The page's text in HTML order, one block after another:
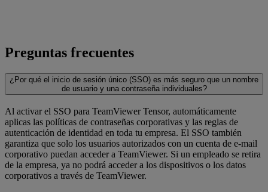
Preguntas frecuentes
¿Por qué el inicio de sesión único (SSO) es más seguro que un nombre
de usuario y una contraseña individuales?
Al activar el SSO para TeamViewer Tensor, automáticamente
aplicas las políticas de contraseñas corporativas y las reglas de
autenticación de identidad en toda tu empresa. El SSO también
garantiza que solo los usuarios autorizados con un cuenta de e-mail
corporativo puedan acceder a TeamViewer. Si un empleado se retira
de la empresa, ya no podrá acceder a los dispositivos o los datos
corporativos a través de TeamViewer.